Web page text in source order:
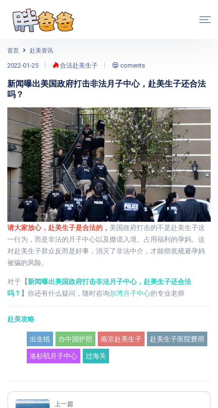
首页 赴美资讯
2022-01-25 合法赴美生子 coments
新闻曝出美国政府打击非法月子中心，赴美生子还合法
吗？
请大家放心，赴美生子是合法的， 美国政府打击的不是赴美生子这
一行为，而是非法的月子中心以及撒谎入境、占用福利的孕妈。这
对赴美生子群众反而是好事，消灭了非法中介，才能彻底规避孕妈
被骗的风险。
对于 【新闻曝出美国政府打击非法月子中心，赴美生子还合法
吗？ 】 你还有什么疑问，随时咨询尔湾月子中心的专业老师
赴美攻略
出生纸 办中国护照 南京赴美生子 赴美生子医院费用
洛杉矶月子中心 过海关
上一篇